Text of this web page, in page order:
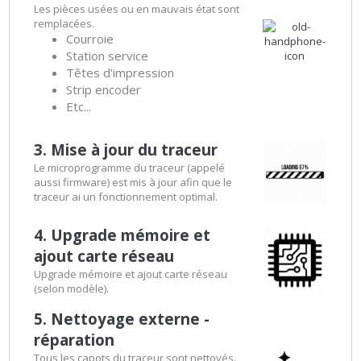
Les pièces usées ou en mauvais état sont
remplacées.
Courroie
Station service
Têtes d'impression
Strip encoder
Etc...
3. Mise à jour du traceur
Le microprogramme du traceur (appelé
aussi firmware) est mis à jour afin que le
traceur ai un fonctionnement optimal.
4. Upgrade mémoire et
ajout carte réseau
Upgrade mémoire et ajout carte réseau
(selon modèle).
5. Nettoyage externe -
réparation